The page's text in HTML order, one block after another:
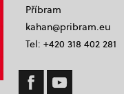
Příbram
kahan@pribram.eu
Tel: +420 318 402 281